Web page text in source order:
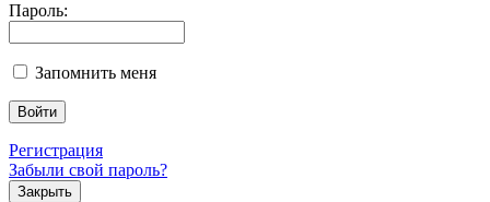
Пароль:
Запомнить меня
Регистрация
Забыли свой пароль?
Закрыть